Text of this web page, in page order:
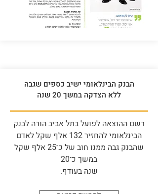
הבנק הבינלאומי ישיב כספים שגבה
ללא הצדקה במשך 20 שנה
רשם ההוצאה לפועל בתל אביב הורה לבנק
הבינלאומי להחזיר 132 אלף שקל לאדם
שהבנק גבה ממנו חוב של כ־25 אלף שקל
במשך כ־20
שנה בעודף.